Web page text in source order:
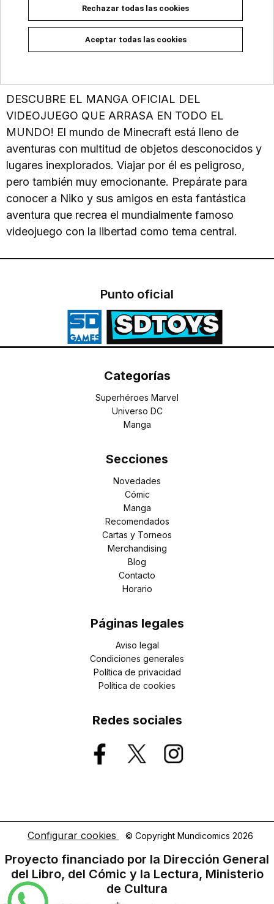
KAZUYOSHI SETO
Número de páginas : 192
MINECRAFT
DESCUBRE EL MANGA OFICIAL DEL
VIDEOJUEGO QUE ARRASA EN TODO EL
MUNDO! El mundo de Minecraft está lleno de
aventuras con multitud de objetos desconocidos y
lugares inexplorados. Viajar por él es peligroso,
pero también muy emocionante. Prepárate para
conocer a Niko y sus amigos en esta fantástica
aventura que recrea el mundialmente famoso
videojuego con la libertad como tema central.
Punto oficial
Categorías
Superhéroes Marvel
Universo DC
Manga
Secciones
Novedades
Cómic
Manga
Recomendados
Cartas y Torneos
Merchandising
Blog
Contacto
Horario
Páginas legales
Aviso legal
Condiciones generales
Política de privacidad
Política de cookies
Redes sociales
Configurar cookies © Copyright Mundicomics 2026
Proyecto financiado por la Dirección General
del Libro, del Cómic y la Lectura, Ministerio
de Cultura
Rechazar todas las cookies
Aceptar todas las cookies